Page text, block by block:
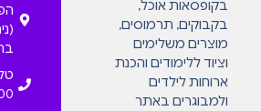
בקופסאות אוכל,
בקבוקים, תרמוסים,
מוצרים משלימים
וציוד ללימודים והכנת
ארוחות לילדים
ולמבוגרים באתר